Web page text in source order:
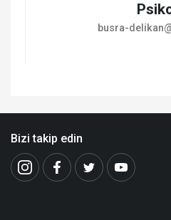
busra-
Bizi takip edin